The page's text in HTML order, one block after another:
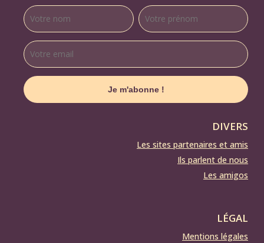
DIVERS
Les sites partenaires et amis
Ils parlent de nous
Les amigos
LÉGAL
Mentions légales